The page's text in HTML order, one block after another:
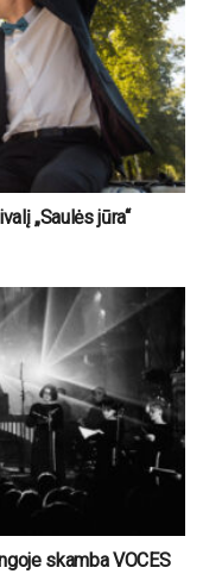
„Saulės jūra“
skamba VOCES